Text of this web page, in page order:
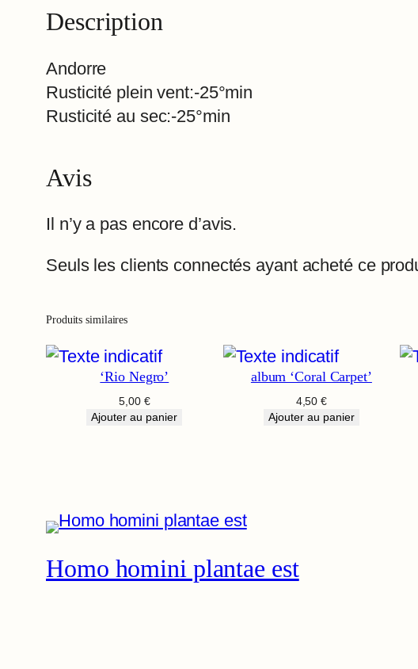
Description
Andorre
Rusticité plein vent:-25°min
Rusticité au sec:-25°min
Avis
Il n’y a pas encore d’avis.
Seuls les clients connectés ayant acheté ce
Produits similaires
‘Rio Negro’
5,00 €
Ajouter au panier
album ‘Coral Carpet’
4,50€
Ajouter au panier
Homo homini plantae est